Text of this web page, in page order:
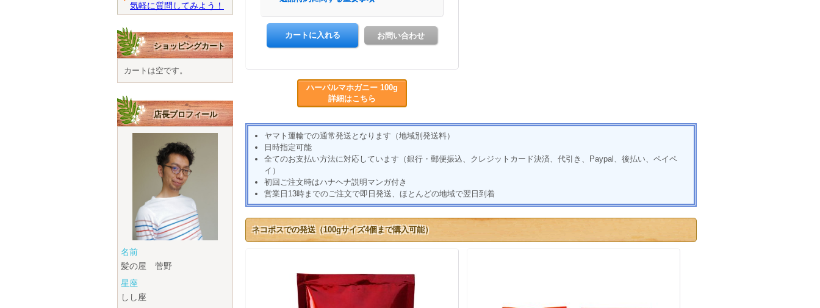
気軽に質問してみよう！
ショッピングカート
カートは空です。
店長プロフィール
名前
髪の屋 菅野
星座
しし座
ハーバルマホガニー 100g
詳細はこちら
ヤマト運輸での通常発送となります（地域別発送料）
日時指定可能
全てのお支払い方法に対応しています（銀行・郵便振込、クレジットカード決済、代引き、Paypal、後払い、ペイペ
イ）
初回ご注文時はハナヘナ説明マンガ付き
営業日13時までのご注文で即日発送、ほとんどの地域で翌日到着
ネコポスでの発送（100gサイズ4個まで購入可能）